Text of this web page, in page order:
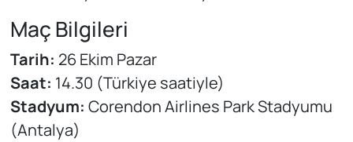
Maç Bilgileri
Tarih: 26 Ekim Pazar
Saat: 14.30 (Türkiye saatiyle)
Stadyum: Corendon Airlines Park Stadyumu
(Antalya)